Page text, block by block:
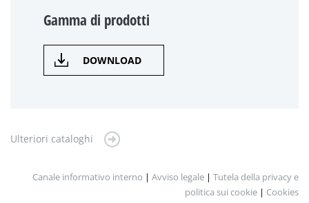
Gamma di prodotti
DOWNLOAD
Ulteriori cataloghi
Canale informativo interno | Avviso legale | Tutela della privacy e
politica sui cookie | Cookies